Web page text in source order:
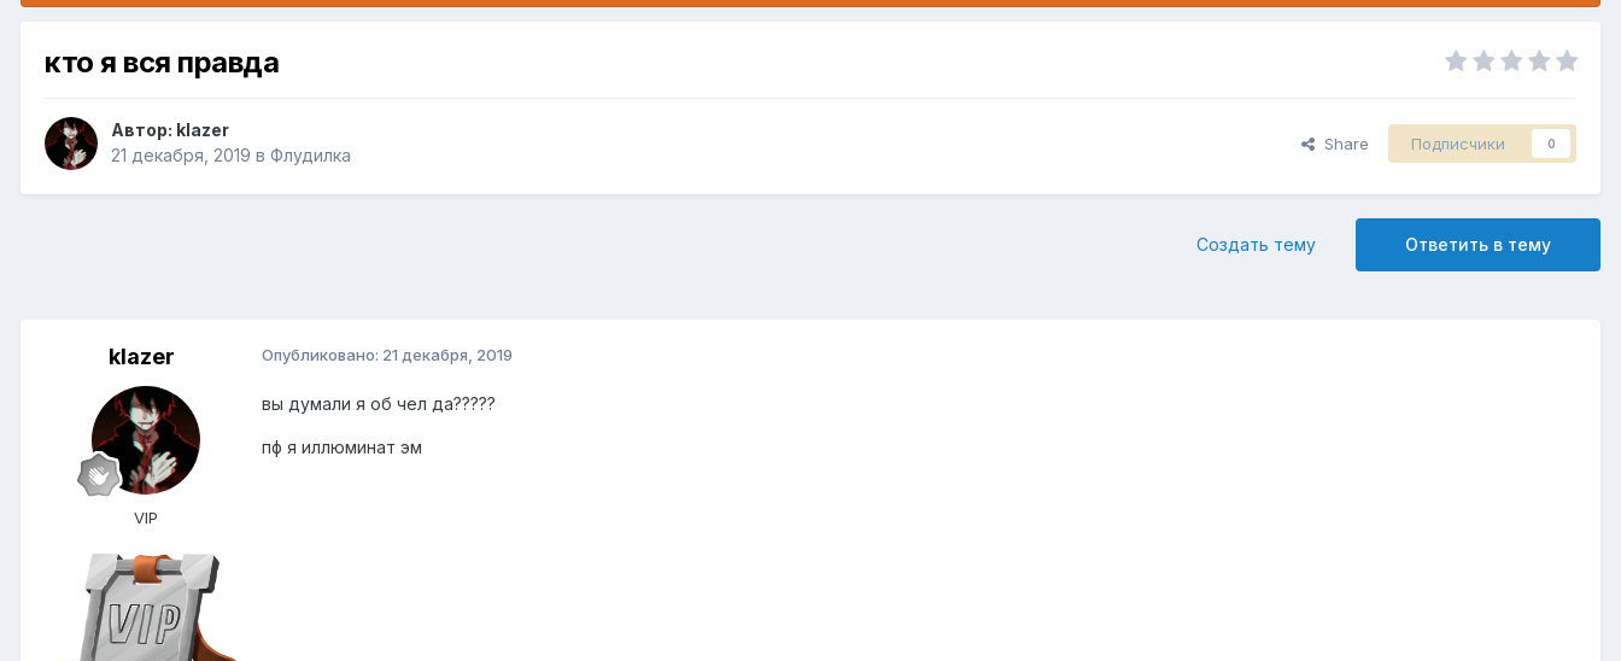
кто я вся правда
Автор: klazer
21 декабря, 2019 в Флудилка
Share Подписчики 0
Ответить в тему
Создать тему
klazer
VIP
Опубликовано: 21 декабря, 2019
вы думали я об чел да?????
пф я иллюминат эм